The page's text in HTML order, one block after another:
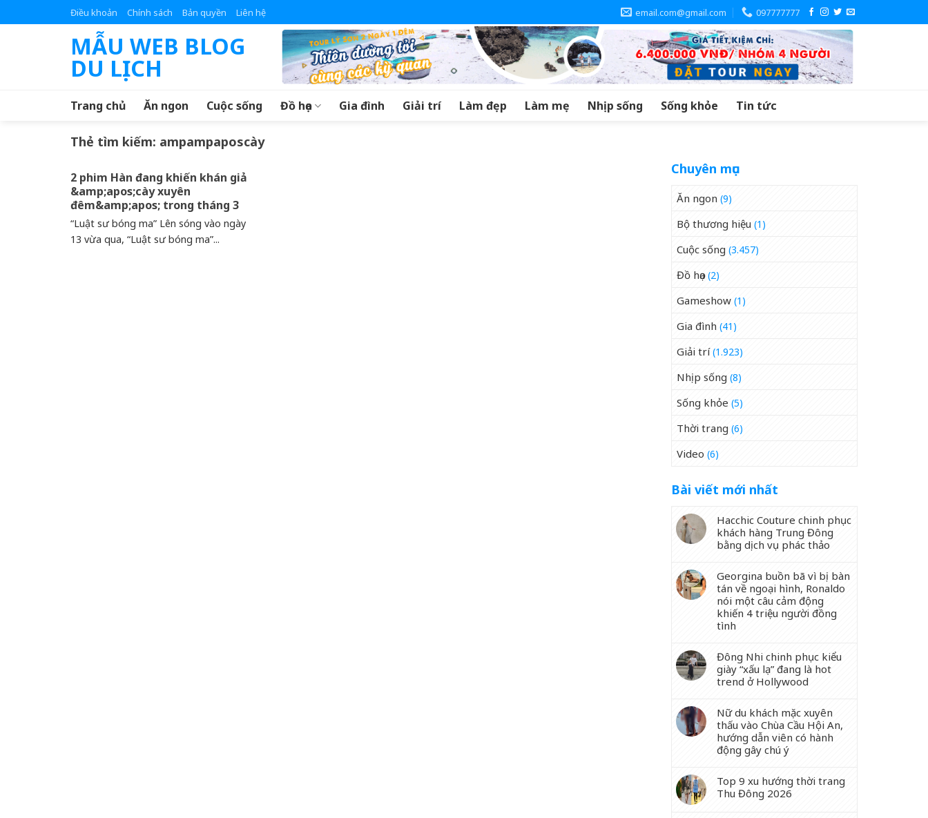
to
Điều khoản Chính sách Bản quyền Liên hệ email.com@gmail.com 097777777
MẪU WEB BLOG
DU LỊCH
Trang chủ Ăn ngon Cuộc sống Đồ họa Gia đình Giải trí Làm đẹp Làm mẹ Nhịp sống Sống khỏe Tin tức
Thẻ tìm kiếm: ampampaposcày
2 phim Hàn đang khiến khán giả
&amp;apos;cày xuyên
đêm&amp;apos; trong tháng 3
“Luật sư bóng ma” Lên sóng vào ngày
13 vừa qua, “Luật sư bóng ma”...
Chuyên mục
Ăn ngon (9)
Bộ thương hiệu (1)
Cuộc sống (3.457)
Đồ họa(2)
Gameshow (1)
Gia đình (41)
Giải trí(1.923)
Nhịp sống (8)
Sống khỏe (5)
Thời trang (6)
Video (6)
Bài viết mới nhất
Hacchic Couture chinh phục
khách hàng Trung Đông
bằng dịch vụ phác thảo
Georgina buồn bã vì bị bàn
tán về ngoại hình, Ronaldo
nói một câu cảm động
khiến 4 triệu người đồng
tình
Đông Nhi chinh phục kiểu
giày “xấu lạ” đang là hot
trend ở Hollywood
Nữ du khách mặc xuyên
thấu vào Chùa Cầu Hội An,
hướng dẫn viên có hành
động gây chú ý
Top 9 xu hướng thời trang
Thu Đông 2026